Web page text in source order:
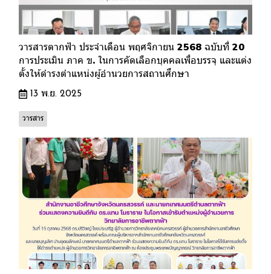
วารสารตากฟ้า ประจำเดือน พฤศจิกายน 2568 ฉบับที่ 20
การประเมิน ภาค ข. ในการคัดเลือกบุคคลเพื่อบรรจุ และแต่ง
ตั้งให้ดำรงตำแหน่งผู้อำนวยการสถานศึกษา
13 พ.ย. 2025
วารสาร